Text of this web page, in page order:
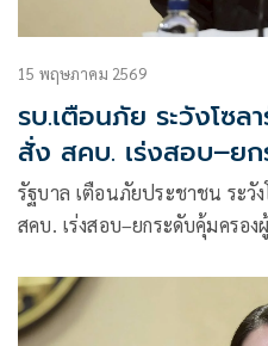
15 พฤษภาคม 2569
รบ.เตือนภัย ระวังโซล
สั่ง สคบ. เร่งสอบ–ย
รัฐบาล เตือนภัยประชาชน ระวั
สคบ. เร่งสอบ–ยกระดับคุ้มครอ